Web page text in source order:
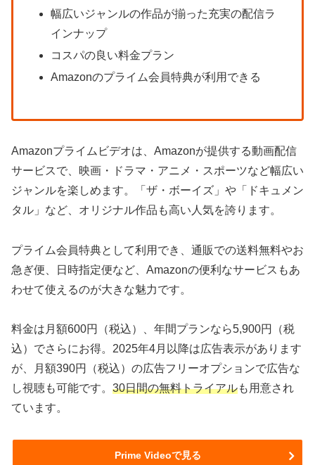
幅広いジャンルの作品が揃った充実の配信ラ
インナップ
コスパの良い料金プラン
Amazonのプライム会員特典が利用できる
Amazonプライムビデオは、Amazonが提供する動画配信
サービスで、映画・ドラマ・アニメ・スポーツなど幅広い
ジャンルを楽しめます。「ザ・ボーイズ」や「ドキュメン
タル」など、オリジナル作品も高い人気を誇ります。
プライム会員特典として利用でき、通販での送料無料やお
急ぎ便、日時指定便など、Amazonの便利なサービスもあ
わせて使えるのが大きな魅力です。
料金は月額600円（税込）、年間プランなら5,900円（税
込）でさらにお得。2025年4月以降は広告表示があります
が、月額390円（税込）の広告フリーオプションで広告な
し視聴も可能です。 30日間の無料トライアルも用意され
ています。
Prime Videoで見る